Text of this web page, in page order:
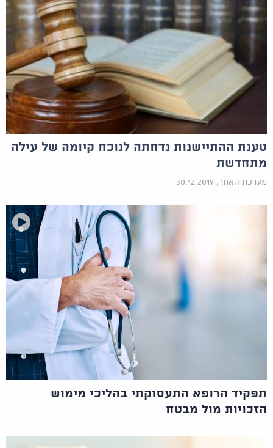
טענת ההתיישנות נדחתה לנוכח קיומה של עילה
מתחדשת
מערכת האתר, 30.12.2019
תפקיד הרופא התעסוקתי בהליכי מימוש
הזכויות מול מבטח